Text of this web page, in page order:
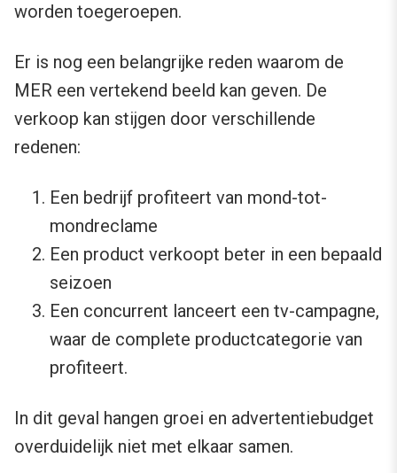
worden toegeroepen.
Er is nog een belangrijke reden waarom de
MER een vertekend beeld kan geven. De
verkoop kan stijgen door verschillende
redenen:
Een bedrijf profiteert van mond-tot-
mondreclame
Een product verkoopt beter in een bepaald
seizoen
Een concurrent lanceert een tv-campagne,
waar de complete productcategorie van
profiteert.
In dit geval hangen groei en advertentiebudget
overduidelijk niet met elkaar samen.